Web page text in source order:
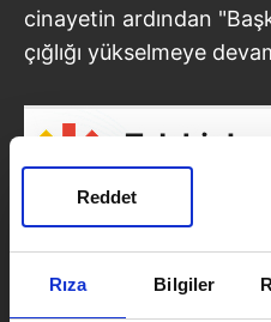
Rıza Bilgiler
Reddet
cinayetin ardından
çığlığı yükselmeye